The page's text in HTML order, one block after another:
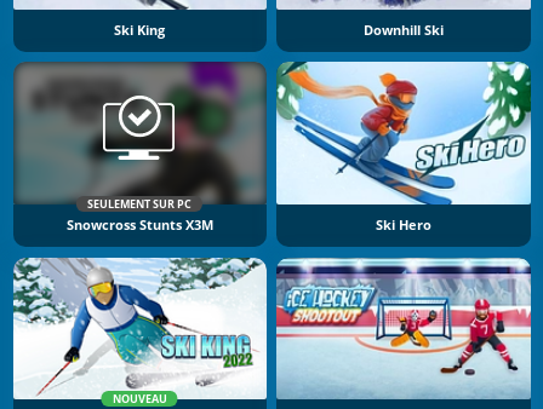
Ski King Downhill Ski
SEULEMENT SUR PC
Snowcross Stunts X3M Ski Hero
NOUVEAU